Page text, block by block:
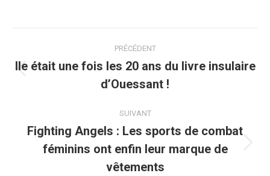
article
PRÉCÉDENT
précédent
Ile était une fois les 20 ans du livre insulaire
d’Ouessant !
SUIVANT
Article
suivant
Fighting Angels : Les sports de combat
féminins ont enfin leur marque de
vêtements